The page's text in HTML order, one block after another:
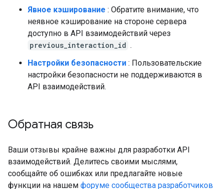
Явное кэширование : Обратите внимание, что
неявное кэширование на стороне сервера
доступно в API взаимодействий через
previous_interaction_id .
Настройки безопасности : Пользовательские
настройки безопасности не поддерживаются в
API взаимодействий.
Обратная связь
Ваши отзывы крайне важны для разработки API
взаимодействий. Делитесь своими мыслями,
сообщайте об ошибках или предлагайте новые
функции на нашем форуме сообщества разработчиков